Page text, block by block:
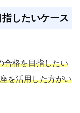
したいケース
合格を目指したい
を活用した方がい